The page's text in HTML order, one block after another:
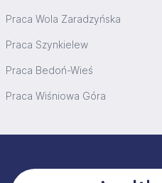
Praca Wola Zaradzyńska
Praca Szynkielew
Praca Bedoń-Wieś
Praca Wiśniowa Góra